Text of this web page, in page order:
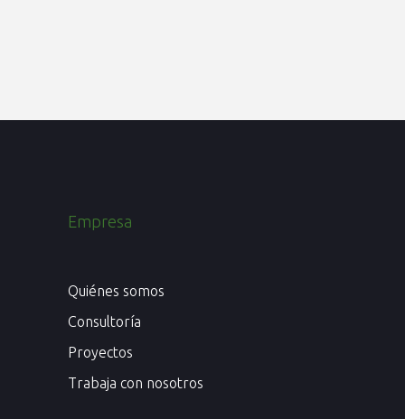
Empresa
Quiénes somos
Consultoría
Proyectos
Trabaja con nosotros